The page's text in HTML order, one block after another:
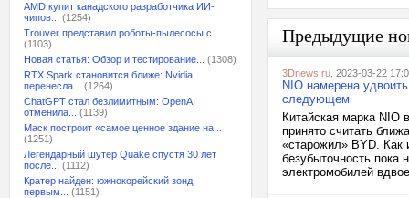
AMD купит канадского разработчика ИИ-
чипов...
(1254)
Trouver представил роботы-пылесосы с...
(1103)
Новая статья: Обзор и тестирование...
(1308)
RTX Spark становится ближе: Nvidia
перенесла...
(1264)
ChatGPT стал безлимитным: OpenAI
отменила...
(1139)
Маск построит «самое ценное здание на...
(1251)
Легендарный шутер Quake спустя 30 лет
после...
(1112)
Кратер найден: южнокорейский зонд
первым...
(1151)
Предыдущие
3Dnews.ru , 2023-03-22
NIO намерена
следующем
Китайская марка NIO
принято считать
«старожил» BYD. Как
безубыточность пока
электромобилей